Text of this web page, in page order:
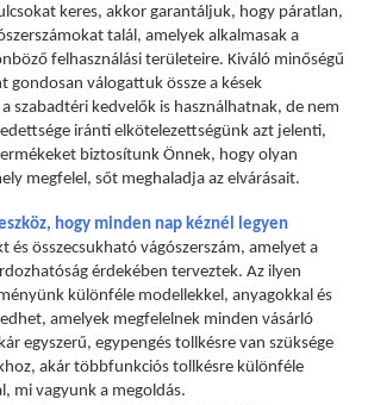
keres, akkor garantáljuk, hogy páratlan,
talál, amelyek alkalmasak a
felhasználási területeire. Kiváló minőségű
gondosan válogattuk össze a kések
szabadtéri kedvelők is használhatnak, de nem
iránti elkötelezettségünk azt jelenti,
biztosítunk Önnek, hogy olyan
megfelel, sőt meghaladja az elvárásait.
hogy minden nap kéznél legyen
és összecsukható vágószerszám, amelyet a
érdekében terveztek. Az ilyen
különféle modellekkel, anyagokkal és
amelyek megfelelnek minden vásárló
egyszerű, egypengés tollkésre van szüksége
akár többfunkciós tollkésre különféle
mi vagyunk a megoldás.